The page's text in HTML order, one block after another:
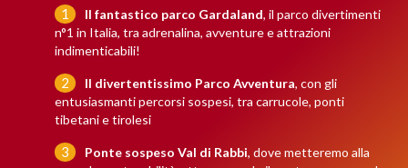
Il fantastico parco Gardaland, il parco divertimenti
n°1 in Italia, tra adrenalina, avventure e attrazioni
indimenticabili!
Il divertentissimo Parco Avventura, con gli
entusiasmanti percorsi sospesi, tra carrucole, ponti
tibetani e tirolesi
Ponte sospeso Val di Rabbi, dove metteremo alla